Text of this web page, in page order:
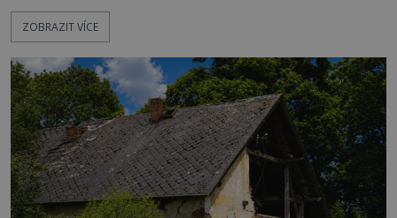
Disneyland, je hned jasno. Zábavní park vyroste na
poklidném místě bývalého sadu pomerančovníků.
kolem 17 000 000 zábavychtivých lidí ročně. A ač je
velká snaha to utajit, někteří z
ZOBRAZIT VÍCE